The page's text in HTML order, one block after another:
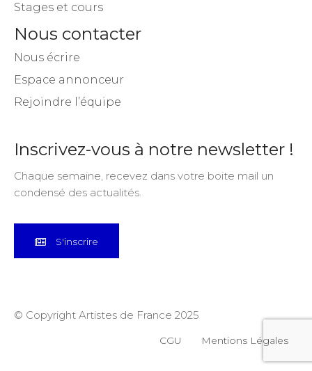
Stages et cours
Nous contacter
Nous écrire
Espace annonceur
Rejoindre l’équipe
Inscrivez-vous à notre newsletter !
Chaque semaine, recevez dans votre boite mail un
condensé des actualités.
S'inscrire
© Copyright Artistes de France 2025
CGU Mentions Légales